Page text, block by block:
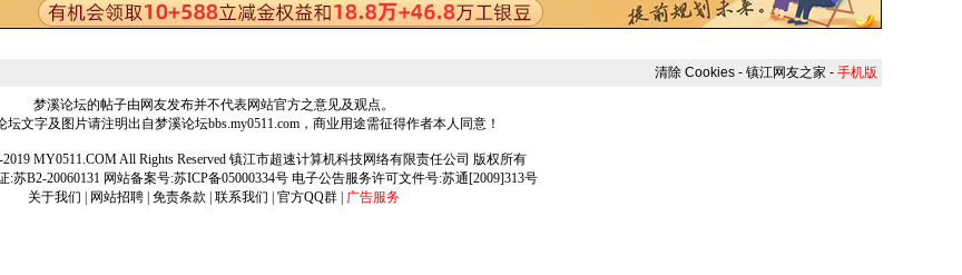
清除 Cookies - 镇江网友之家 - 手机版
梦溪论坛的帖子由网友发布并不代表网站官方之意见及观点。
坛文字及图片请注明出自梦溪论坛bbs.my0511.com，商业用途需征得作者本人同意！
MY0511.COM All Rights Reserved 镇江市超速计算机科技网络有限责任公司 版权所有
:苏B2-20060131 网站备案号:苏ICP备05000334号 电子公告服务许可文件号:苏通[2009]313号
关于我们
网站招聘 免责条款 联系我们 官方QQ群 广告服务